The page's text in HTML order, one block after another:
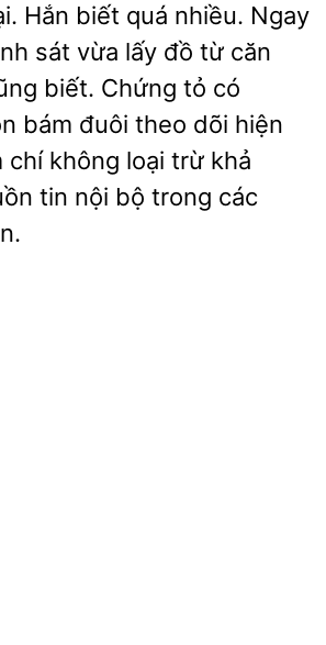
Hắn biết
nhiều. Ngay
sát vừa lấy đồ từ căn
biết. Chứng tỏ có
bám đuôi theo dõi hiện
chí không loại trừ khả
tin nội bộ trong